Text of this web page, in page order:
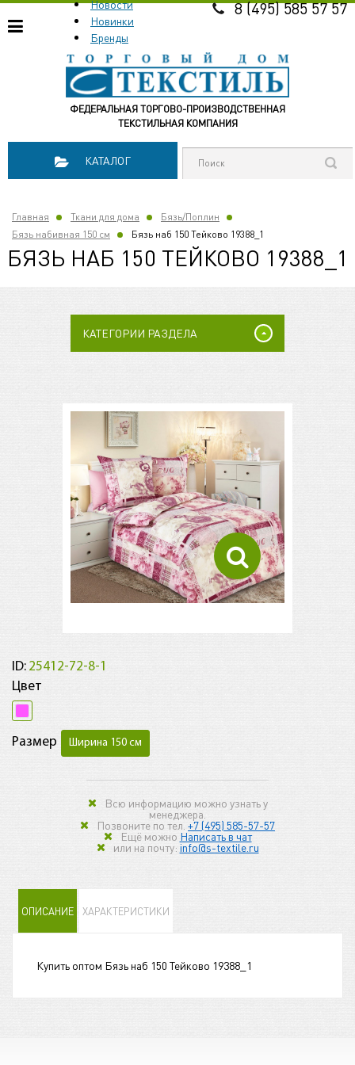
ФЕДЕРАЛЬНАЯ ТОРГОВО-ПРОИЗВОДСТВЕННАЯ
ТЕКСТИЛЬНАЯ КОМПАНИЯ
Новости
Новинки
Бренды
8 (495) 585 57 57
КАТАЛОГ
Главная Ткани для дома
Бязь/Поплин
Бязь набивная 150 см
Бязь наб 150 Тейково 19388_1
БЯЗЬ НАБ 150 ТЕЙКОВО 19388_1
КАТЕГОРИИ РАЗДЕЛА
ID: 25412-72-8-1
Цвет
Размер Ширина 150 см
Всю информацию можно узнать у
менеджера.
Позвоните по тел. +7 (495) 585-57-57
Ещё можно Написать в чат
или на почту:info@s-textile.ru
ОПИСАНИЕ ХАРАКТЕРИСТИКИ
Купить оптом Бязь наб 150 Тейково 19388_1